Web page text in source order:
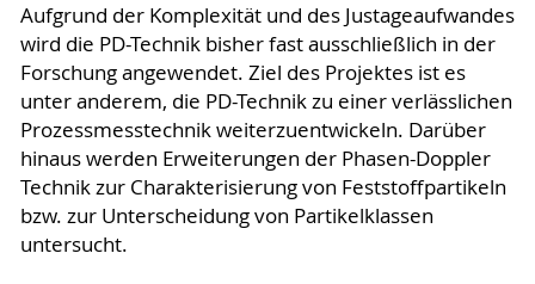
Aufgrund der Komplexität und des Justageaufwandes
wird die PD-Technik bisher fast ausschließlich in der
Forschung angewendet. Ziel des Projektes ist es
unter anderem, die PD-Technik zu einer verlässlichen
Prozessmesstechnik weiterzuentwickeln. Darüber
hinaus werden Erweiterungen der Phasen-Doppler
Technik zur Charakterisierung von Feststoffpartikeln
bzw. zur Unterscheidung von Partikelklassen
untersucht.